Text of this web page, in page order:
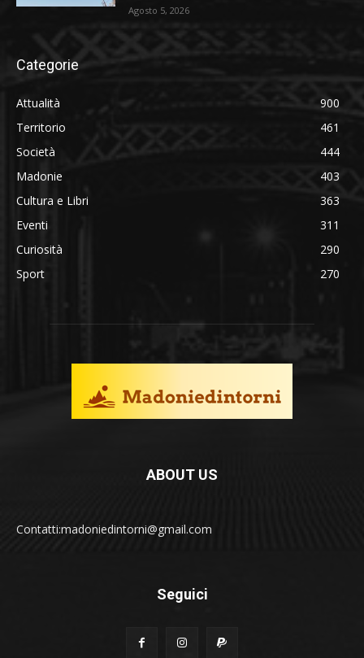
Agosto 5, 2026
Categorie
Attualità
900
Territorio
461
Società
444
Madonie
403
Cultura e Libri
363
Eventi
311
Curiosità
290
Sport
270
ABOUT US
Contatti:madoniedintorni@gmail.com
Seguici